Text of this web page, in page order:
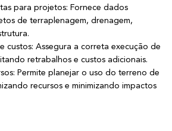
para projetos: Fornece dados
de terraplenagem, drenagem,
custos: Assegura a correta execução de
retrabalhos e custos adicionais.
Permite planejar o uso do terreno de
recursos e minimizando impactos